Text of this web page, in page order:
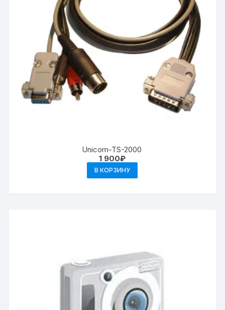
Unicom-TS-2000
1 900₽
В КОРЗИНУ